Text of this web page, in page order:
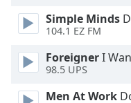
Text
Color
Opacity
Simple Minds
104.1 EZ FM
ForeignerI
98.5 UPS
Men At Work